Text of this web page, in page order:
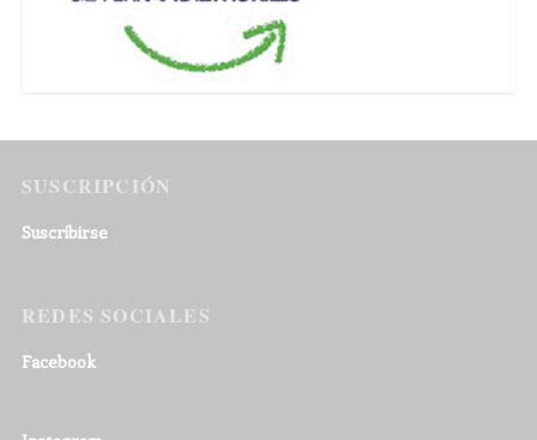
SUSCRIPCIÓN
Suscribirse
REDES SOCIALES
Facebook